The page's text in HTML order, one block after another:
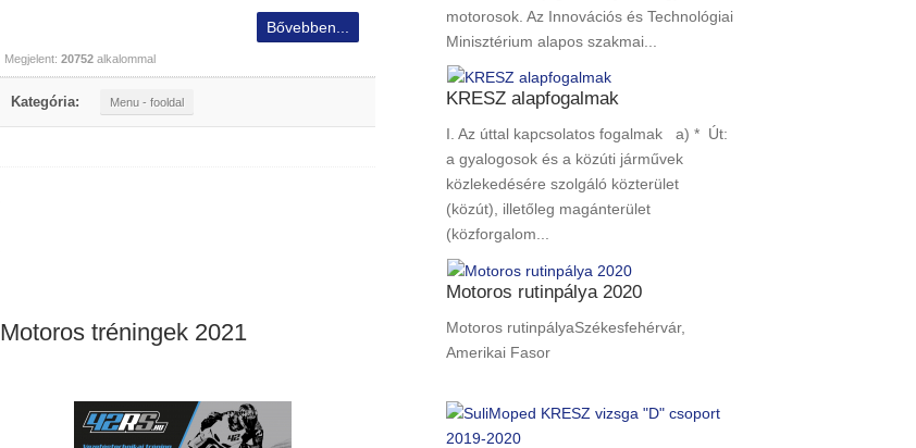
Bővebben...
Megjelent: 20752 alkalommal
Kategória: Menu - fooldal
Motoros tréningek 2021
motorosok. Az Innovációs és Technológiai
Minisztérium alapos szakmai...
KRESZ alapfogalmak
I. Az úttal kapcsolatos fogalmak a) * Út:
a gyalogosok és a közúti járművek
közlekedésére szolgáló közterület
(közút), illetőleg magánterület
(közforgalom...
Motoros rutinpálya 2020
Motoros rutinpályaSzékesfehérvár,
Amerikai Fasor